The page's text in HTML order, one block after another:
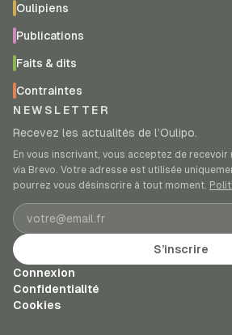
Oulipiens
Publications
Faits & dits
Contraintes
NEWSLETTER
Recevez les actualités de l’Oulipo.
En vous inscrivant, vous acceptez de
via Brevo. Votre adresse est utilisée
pourrez vous désinscrire à tout moment.
Adresse e-mail
S’inscrire
Connexion
Confidentialité
Cookies